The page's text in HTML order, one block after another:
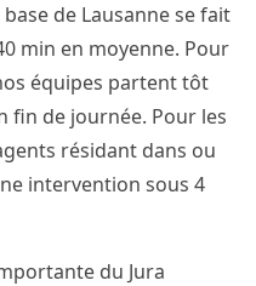
de Lausanne se fait
min en moyenne. Pour
équipes partent tôt
fin de journée. Pour les
résidant dans ou
intervention sous 4
du Jura